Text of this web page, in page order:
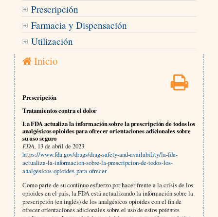
Prescripción
Farmacia y Dispensación
Utilización
Inicio
Prescripción
Tratamientos contra el dolor
La FDA actualiza la información sobre la prescripción de todos los
analgésicos opioides para ofrecer orientaciones adicionales sobre
su uso seguro
FDA, 13 de abril de 2023
https://www.fda.gov/drugs/drug-safety-and-availability/la-fda-
actualiza-la-informacion-sobre-la-prescripcion-de-todos-los-
analgesicos-opioides-para-ofrecer
Como parte de su continuo esfuerzo por hacer frente a la crisis de los
opioides en el país, la FDA está actualizando la información sobre la
prescripción (en inglés) de los analgésicos opioides con el fin de
ofrecer orientaciones adicionales sobre el uso de estos potentes